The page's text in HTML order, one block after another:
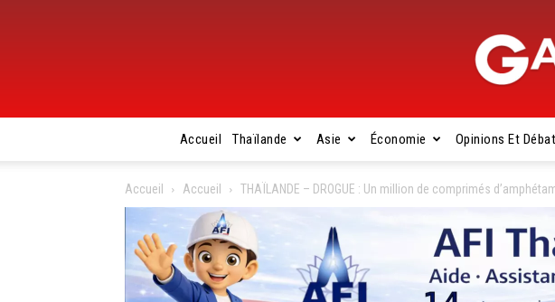
Accueil Thaïlande Asie Économie Opinions Et
Accueil Accueil THAÏLANDE – DROGUE : Un million de comprimés